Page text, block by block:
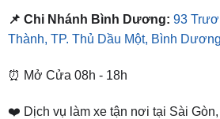
⏰ Mở Cửa 08h - 18h
❤️ Dịch vụ làm xe tận nơi tại Sài Gòn,